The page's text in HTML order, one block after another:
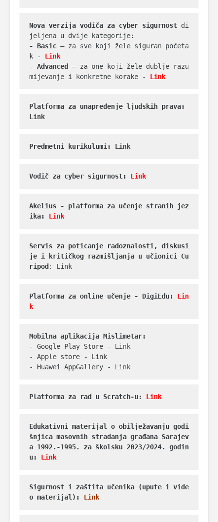
Nova verzija vodiča za cyber sigurnost di
- Basic – za sve koji žele siguran početa
k - Link
- Advanced
– za one koji žele dublje razu
mijevanje i konkretne korake - Link
Link
Predmetni kurikulumi: Link
Vodič za cyber sigurnost: Link
Akelius - platforma za učenje stranih jez
ika: Link
Servis za poticanje radoznalosti, diskusi
je i kritičkog razmišljanja u učionici Cu
ripod : Link
Platforma za online učenje - DigiEdu:
Lin
k
Mobilna aplikacija Mislimetar:
- Google Play Store - Link
- Apple store - Link
- Huawei AppGallery - Link
Platforma za rad u Scratch-u: Link
Edukativni materijal o obilježavanju godi
šnjica masovnih stradanja građana Sarajev
a 1992.-1995. za školsku 2023/2024. godin
u: Link
Sigurnost i zaštita učenika (upute i vide
o materijal):
Link